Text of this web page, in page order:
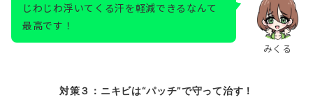
みくる
じわじわ浮いてくる汗を軽減できるなんて
最高です！
対策３：ニキビは“パッチ”で守って治す！